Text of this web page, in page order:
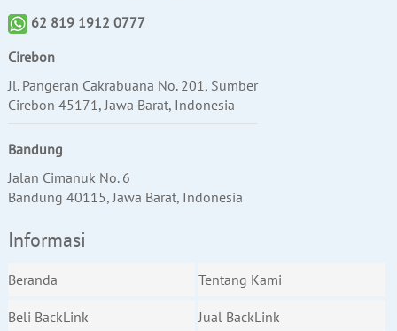
62 819 1912 0777
Cirebon
Jl. Pangeran Cakrabuana No. 201, Sumber
Cirebon 45171, Jawa Barat, Indonesia
Bandung
Jalan Cimanuk No. 6
Bandung 40115, Jawa Barat, Indonesia
Informasi
Beranda Tentang Kami
Beli BackLink Jual BackLink